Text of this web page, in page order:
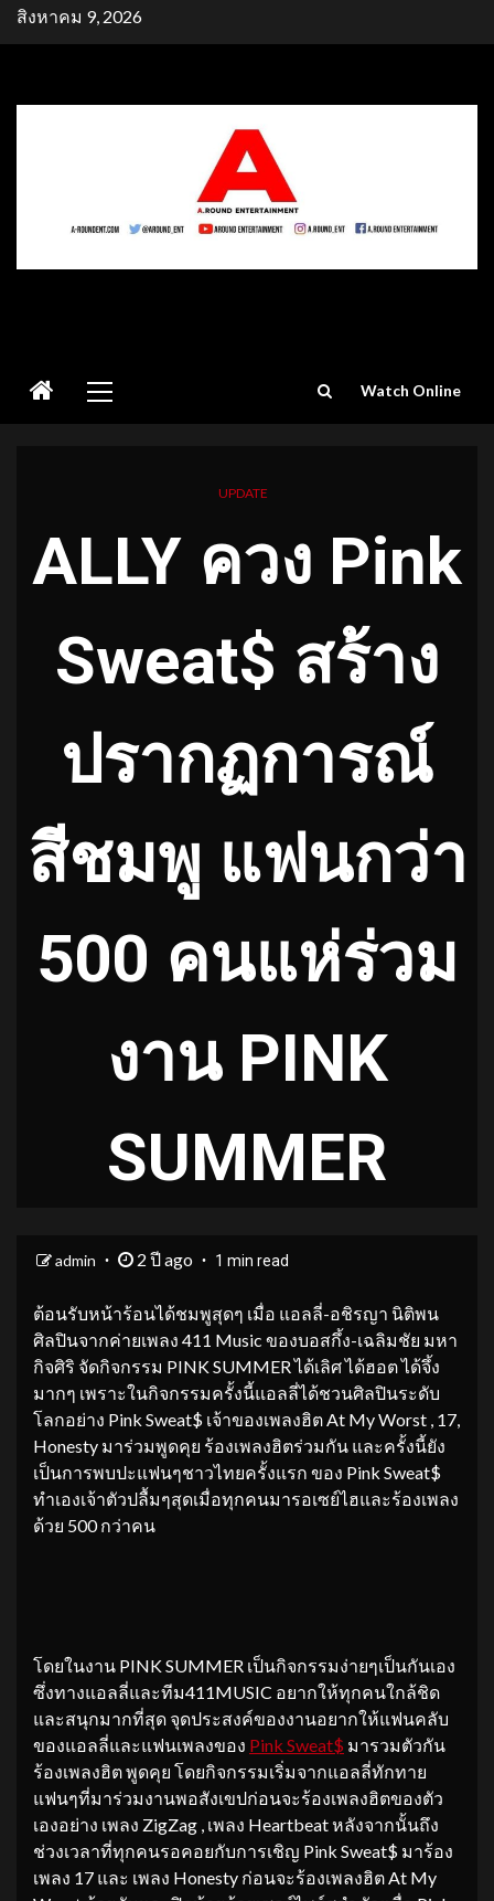
Skipสิงหาคม 9, 2026
Menu
Watch Online
UPDATE
ALLY ควง Pink
Sweat$ สร้าง
ปรากฏการณ์
สีชมพู แฟนกว่า
500 คนแห่ร่วม
งาน PINK
SUMMER
admin 2 ปี ago 1 min read
ต้อนรับหน้าร้อนได้ชมพูสุดๆ เมื่อ แอลลี่-อชิรญา นิติพน
ศิลปินจากค่ายเพลง 411 Music ของบอสกึ้ง-เฉลิมชัย มหา
กิจศิริ จัดกิจกรรม PINK SUMMER ได้เลิศ ได้ฮอต ได้จึ้ง
มากๆ เพราะในกิจกรรมครั้งนี้แอลลี่ได้ชวนศิลปินระดับ
โลกอย่าง Pink Sweat$ เจ้าของเพลงฮิต At My Worst , 17,
Honesty มาร่วมพูดคุย ร้องเพลงฮิตร่วมกัน และครั้งนี้ยัง
เป็นการพบปะแฟนๆชาวไทยครั้งแรก ของ Pink Sweat$
ทำเองเจ้าตัวปลื้มๆสุดเมื่อทุกคนมารอเซย์ไฮและร้องเพลง
ด้วย 500 กว่าคน
โดยในงาน PINK SUMMER เป็นกิจกรรมง่ายๆเป็นกันเอง
ซึ่งทางแอลลี่และทีม411MUSIC อยากให้ทุกคนใกล้ชิด
และสนุกมากที่สุด จุดประสงค์ของงานอยากให้แฟนคลับ
ของแอลลี่และแฟนเพลงของ Pink Sweat$ มารวมตัวกัน
ร้องเพลงฮิต พูดคุย โดยกิจกรรมเริ่มจากแอลลี่ทักทาย
แฟนๆที่มาร่วมงานพอสังเขปก่อนจะร้องเพลงฮิตของตัว
เองอย่าง เพลง ZigZag , เพลง Heartbeat หลังจากนั้นถึง
ช่วงเวลาที่ทุกคนรอคอยกับการเชิญ Pink Sweat$ มาร้อง
เพลง 17 และ เพลง Honesty ก่อนจะร้องเพลงฮิต At My